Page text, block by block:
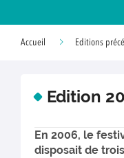
Accueil Editions
Edition
En 2006, le
disposait de